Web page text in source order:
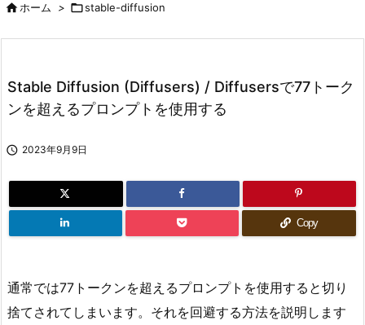
次へ
検索
ホーム > stable-diffusion
Stable Diffusion (Diffusers) / Diffusersで77トーク
ンを超えるプロンプトを使用する
 2023年9月9日
Copy
通常では77トークンを超えるプロンプトを使用すると切り
捨てされてしまいます。それを回避する方法を説明します